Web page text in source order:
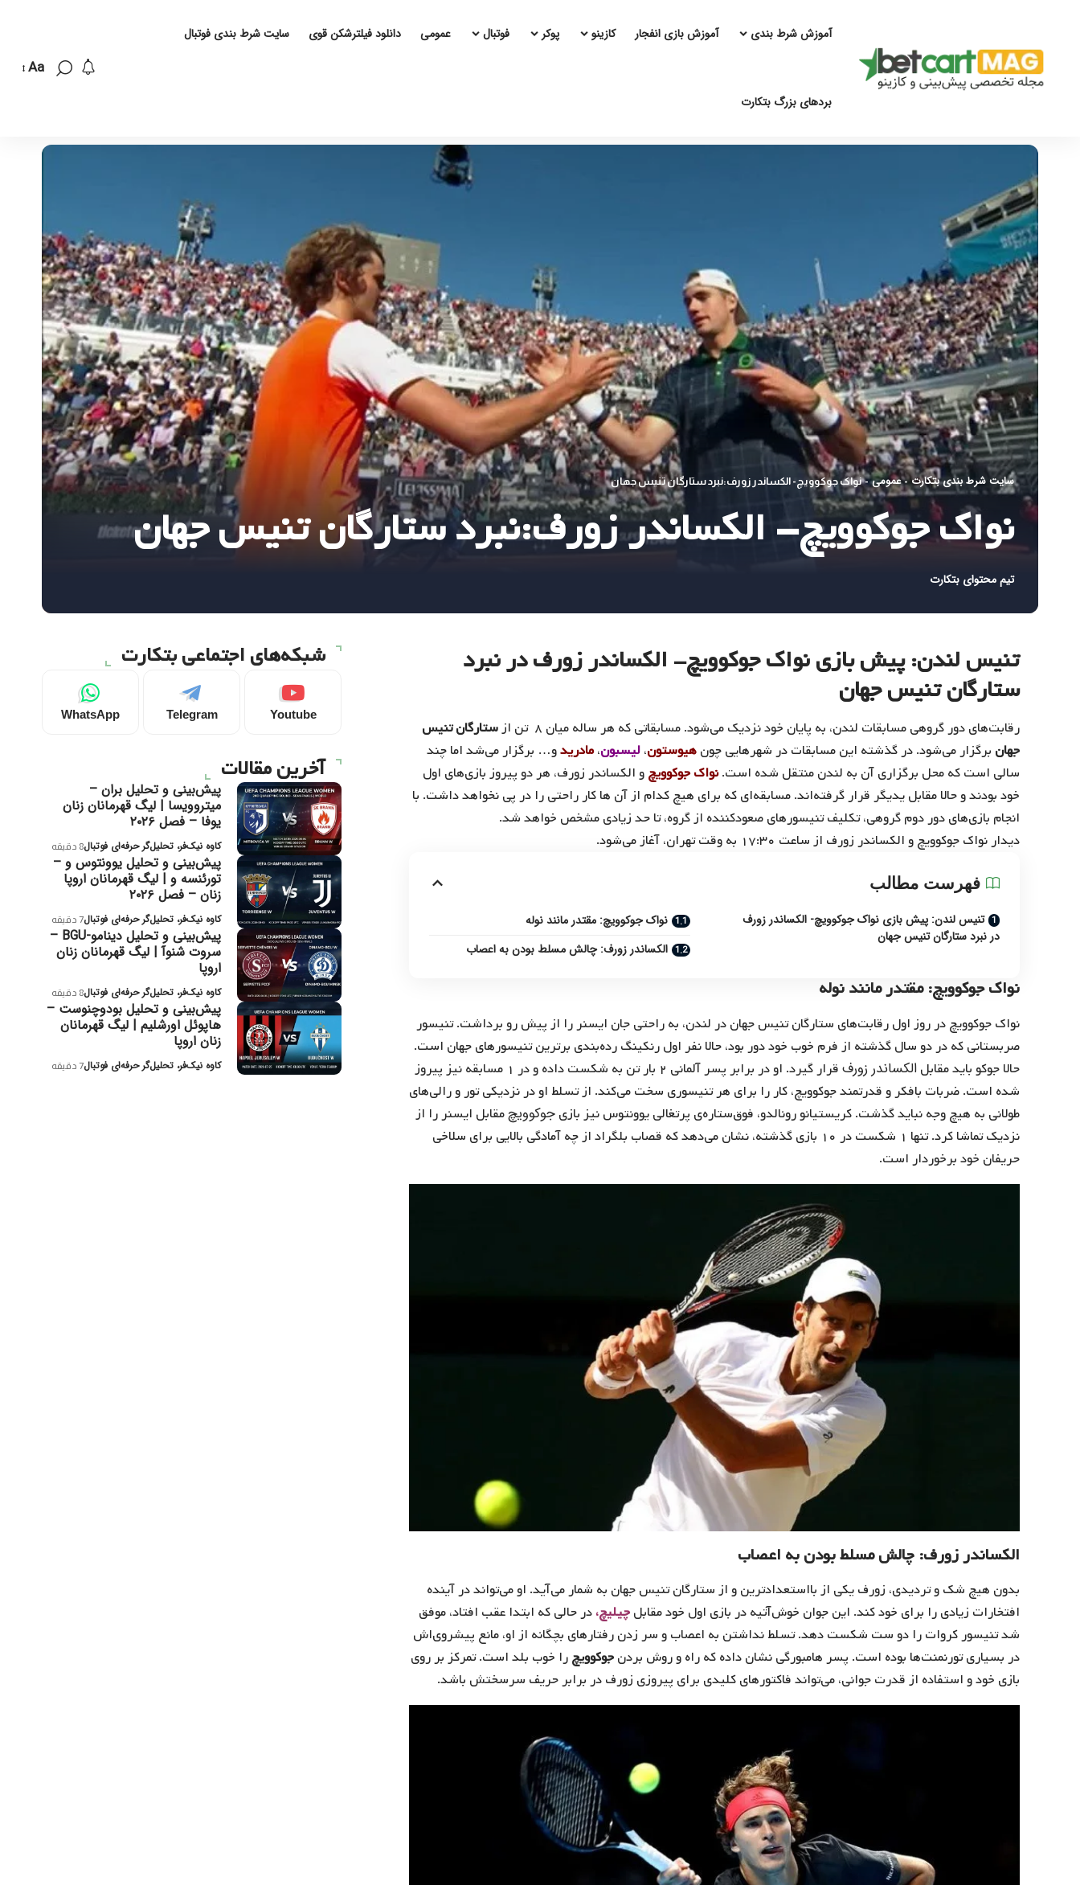
آموزش شرط بندی آموزش بازی انفجار کازینو پوکر فوتبال عمومی دانلود فیلترشکن قوی سایت شرط بندی فوتبال
بردهای بزرگ بتکارت
Aa
سایت شرط بندی بتکارت - عمومی - نواک جوکوویچ- الکساندر زورف:نبرد ستارگان تنیس جهان
نواک جوکوویچ- الکساندر زورف:نبرد ستارگان تنیس جهان
تیم محتوای بتکارت
تنیس لندن: پیش بازی نواک جوکوویچ- الکساندر زورف در نبرد
ستارگان تنیس جهان
رقابت‌های دور گروهی مسابقات لندن، به پایان خود نزدیک می‌شود. مسابقاتی که هر ساله میان ۸ تن از
ستارگان تنیس
جهان برگزار می‌شود. در گذشته این مسابقات در شهرهایی چونهیوستون،لیسبون،مادریدو… برگزار می‌شد اما چند
سالی است که محل برگزاری آن به لندن منتقل شده است.نواک جوکوویچو الکساندر زورف، هر دو پیروز بازی‌های اول
خود بودند و حالا مقابل یدیگر قرار گرفته‌‌اند. مسابقه‌ای که برای هیچ کدام از آن ها کار راحتی را در پی نخواهد داشت. با
انجام بازی‌های دور دوم گروهی، تکلیف تنیسورهای صعودکننده از گروه، تا حد زیادی مشخص خواهد شد.
دیدار نواک جوکوویچ و الکساندر زورف از ساعت ۱۷:۳۰ به وقت تهران، آغاز می‌شود.
فهرست مطالب
تنیس لندن: پیش بازی نواک جوکوویچ- الکساندر زورف
در نبرد ستارگان تنیس جهان
نواک جوکوویچ: مقتدر مانند نوله
الکساندر زورف: چالش مسلط بودن به اعصاب
نواک جوکوویچ: مقتدر مانند نوله
نواک جوکوویچ در روز اول رقابت‌های ستارگان تنیس جهان در لندن، به راحتی جان ایسنر را از پیش رو برداشت. تنیسور
صربستانی که در دو سال گذشته از فرم خوب خود دور بود، حالا نفر اول رنکینگ رده‌بندی برترین تنیسورهای جهان است.
حالا جوکو باید مقابلالکساندر زورف
قرار گیرد. او در برابر پسر آلمانی ۲ بار تن به شکست داده و در ۱ مسابقه نیز پیروز
شده است. ضربات بافکر و قدرتمند جوکوویچ، کار را برای هر تنیسوری سخت می‌کند. از تسلط او در نزدیکی تور و رالی‌های
طولانی به هیچ وجه نباید گذشت. کریستیانو رونالدو، فوق‌ستاره‌ی پرتغالی یوونتوس نیز بازیجوکوویچمقابل ایسنر را از
نزدیک تماشا کرد. تنها ۱ شکست در ۱۰ بازی گذشته، نشان می‌دهد که قصاب بلگراد از چه آمادگی بالایی برای سلاخی
حریفان خود برخوردار است.
الکساندر زورف: چالش مسلط بودن به اعصاب
بدون هیچ شک و تردیدی، زورف یکی از بااستعدادترین و از ستارگان تنیس جهان به شمار می‌آید. او می‌تواند در آینده
افتخارات زیادی را برای خود کند. این جوان خوش‌آتیه در بازی اول خود مقابلچیلیچ،در حالی که ابتدا عقب افتاد، موفق
شد تنیسور کروات را دو ست شکست دهد. تسلط نداشتن به اعصاب و سر زدن رفتار‌های بچگانه از او، مانع پیشروی‌اش
در بسیاری تورنمنت‌ها بوده است. پسر هامبورگی نشان داده که راه و روش بردنجوکوویچرا خوب بلد است. تمرکز بر روی
بازی خود و استفاده از قدرت جوانی، می‌تواند فاکتور‌های کلیدی برای پیروزی زورف در برابر حریف سرسختش باشد.
شبکه‌های اجتماعی بتکارت
Youtube
Telegram
WhatsApp
آخرین مقالات
پیش‌بینی و تحلیل بران –
میتروویسا | لیگ قهرمانان زنان
یوفا – فصل ۲۰۲۶
کاوه نیک‌فر، تحلیل‌گر حرفه‌ای فوتبال8 دقیقه
پیش‌بینی و تحلیل یوونتوس و –
تورئنسه و | لیگ قهرمانان اروپا
زنان – فصل ۲۰۲۶
کاوه نیک‌فر، تحلیل‌گر حرفه‌ای فوتبال7 دقیقه
پیش‌بینی و تحلیل دینامو-BGU –
سروت شنوآ | لیگ قهرمانان زنان
اروپا
کاوه نیک‌فر، تحلیل‌گر حرفه‌ای فوتبال8 دقیقه
پیش‌بینی و تحلیل بودوچنوست –
هاپوئل اورشلیم | لیگ قهرمانان
زنان اروپا
کاوه نیک‌فر، تحلیل‌گر حرفه‌ای فوتبال7 دقیقه